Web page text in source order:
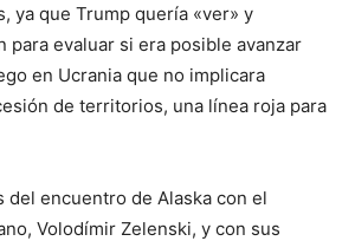
ya que Trump quería «ver» y
para evaluar si era posible avanzar
en Ucrania que no implicara
de territorios, una línea roja para
del encuentro de Alaska con el
Volodímir Zelenski, y con sus